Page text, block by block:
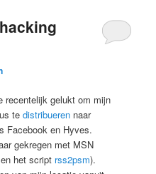
recentelijk gelukt om mijn
tedistribueren naar
Facebook en Hyves.
gekregen met MSN
en het script rss2psm).